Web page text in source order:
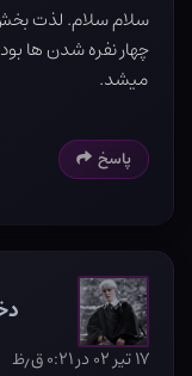
سلام سلام. لذت
چهار نفره شدن ها
میشد.
پاسخ
۱۷ تیر ۰۲ در ۰:۲۱ ق٫ظ